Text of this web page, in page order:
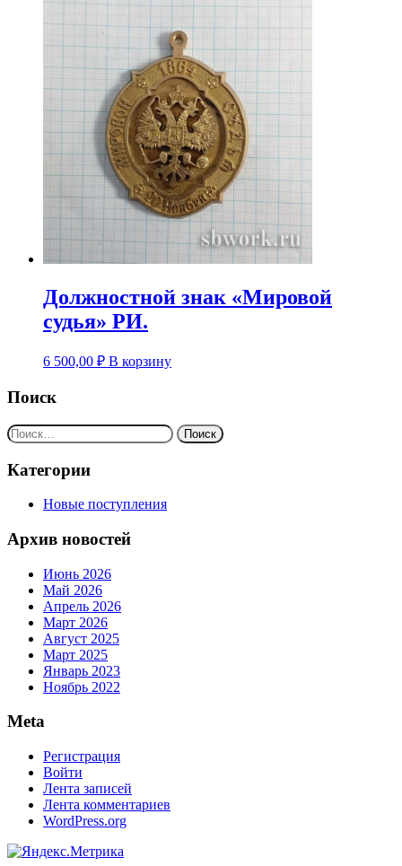
Должностной знак «Мировой
судья» РИ.
6 500,00 ₽ В корзину
Поиск
Найти:
Категории
Новые поступления
Архив новостей
Июнь 2026
Май 2026
Апрель 2026
Март 2026
Август 2025
Март 2025
Январь 2023
Ноябрь 2022
Meta
Регистрация
Войти
Лента записей
Лента комментариев
WordPress.org